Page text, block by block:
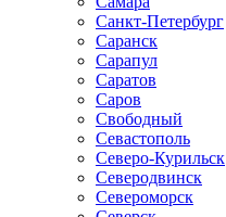
Санкт-Петербург
Саранск
Сарапул
Саратов
Саров
Свободный
Севастополь
Северо-Курильск
Северодвинск
Североморск